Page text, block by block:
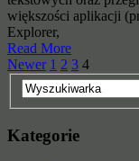
większości aplikacji
Explorer,
Read More
Stronicowanie
wpisów
Newer 1 2 3 4
Kategorie